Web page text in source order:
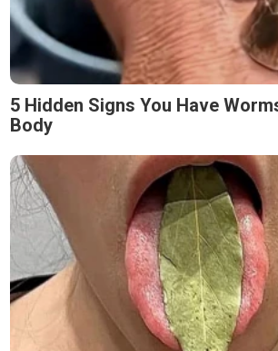
5 Hidden Signs You Have
Body